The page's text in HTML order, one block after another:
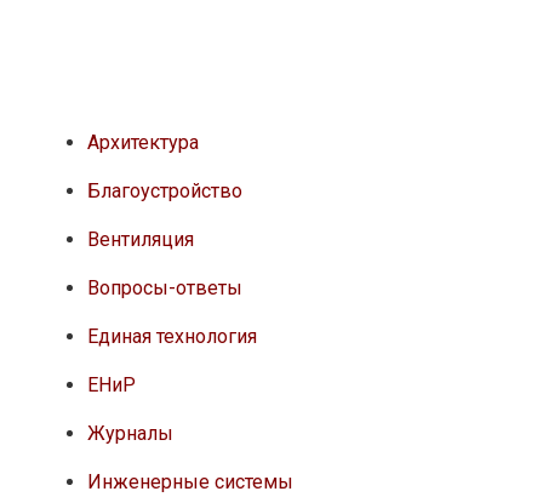
Архитектура
Благоустройство
Вентиляция
Вопросы-ответы
Единая технология
ЕНиР
Журналы
Инженерные системы